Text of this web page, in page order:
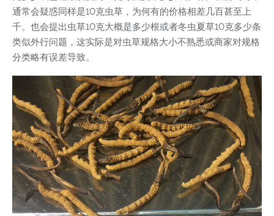
通常会疑惑同样是10克虫草，为何有的价格相差几百甚至上
千。也会提出虫草10克大概是多少根或者冬虫夏草10克多少条
类似外行问题，这实际是对虫草规格大小不熟悉或商家对规格
分类略有误差导致。